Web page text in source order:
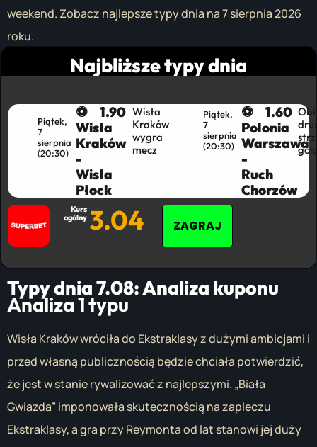
weekend. Zobacz najlepsze typy dnia na 7 sierpnia 2026
roku.
Najbliższe typy dnia
Kurs
ogólny 3.04 ZAGRAJ
Piątek,
7
sierpnia
(20:30)
⚽
Wisła
Kraków
-
Wisła
Płock
1.90 Wisła
Kraków
wygra
mecz
Piątek,
7
sierpnia
(20:30)​
⚽
Polonia
Warszawa
-
Ruch
Chorzów
1.60
Typy dnia 7.08:Analiza kuponu
Analiza 1 typu
Wisła Kraków wróciła do Ekstraklasy z dużymi ambicjami i
przed własną publicznością będzie chciała potwierdzić,
że jest w stanie rywalizować z najlepszymi. „Biała
Gwiazda” imponowała skutecznością na zapleczu
Ekstraklasy, a gra przy Reymonta od lat stanowi jej duży